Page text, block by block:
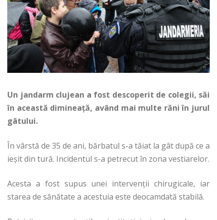
Un jandarm clujean a fost descoperit de colegii, săi
în această dimineaţă, având mai multe răni în jurul
gâtului.
În vârstă de 35 de ani, bărbatul s-a tăiat la gât după ce a
ieşit din tură. Incidentul s-a petrecut în zona vestiarelor.
Acesta a fost supus unei intervenţii chirugicale, iar
starea de sănătate a acestuia este deocamdată stabilă.